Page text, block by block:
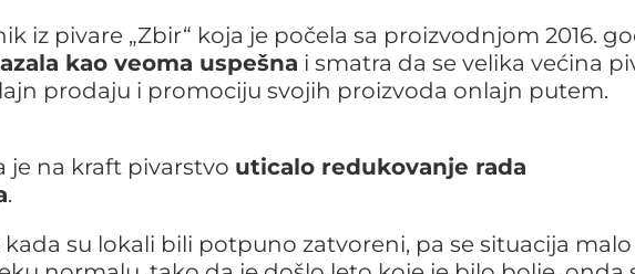
iz pivare „Zbir“ koja je počela sa proizvodnjom 2016.
kao veoma uspešna i smatra da se velika većina
prodaju i promociju svojih proizvoda onlajn putem.
je na kraft pivarstvo uticalo redukovanje rada
.
su lokali bili potpuno zatvoreni, pa se situacija malo